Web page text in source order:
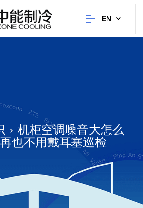
EN
机柜空调噪音大怎么
也不用戴耳塞巡检